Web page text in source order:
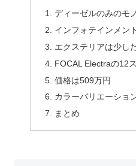
ディーゼルのみのモ
インフォテインメン
エクステリアは少し
FOCAL Electraの12
価格は509万円
カラーバリエーショ
まとめ